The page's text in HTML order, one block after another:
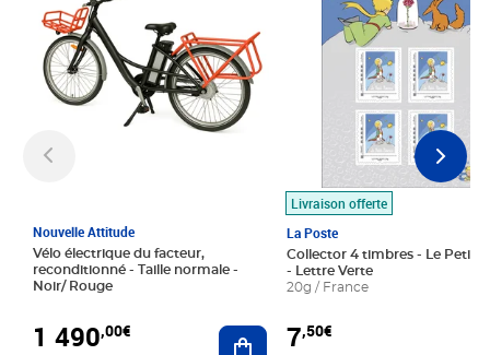
Nouvelle Attitude
Vélo électrique du facteur,
reconditionné - Taille normale -
Noir/ Rouge
1 490,00€ Ajouter au panier
Livraison offerte
La Poste
Collector 4 timbres - Le Petit
- Lettre Verte
20g / France
7,50€